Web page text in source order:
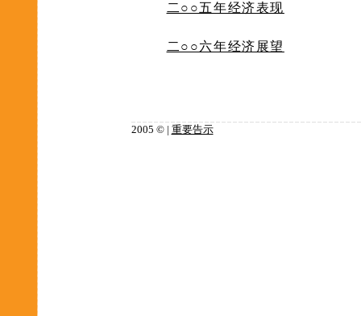
二○○五年经济表现
二○○六年经济展望
2005 © | 重要告示